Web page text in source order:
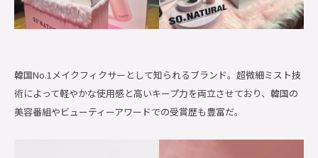
韓国No.1メイクフィクサーとして知られるブランド。超微細ミスト技
術によって軽やかな使用感と高いキープ力を両立させており、韓国の
美容番組やビューティーアワードでの受賞歴も豊富だ。